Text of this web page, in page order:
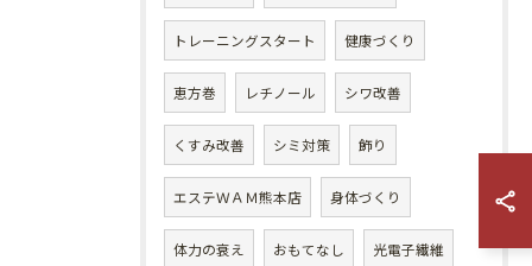
トレーニングスタート 健康づくり
恵方巻 レチノール シワ改善
くすみ改善 シミ対策 飾り
エステＷＡＭ熊本店 身体づくり
体力の衰え おもてなし 光電子繊維